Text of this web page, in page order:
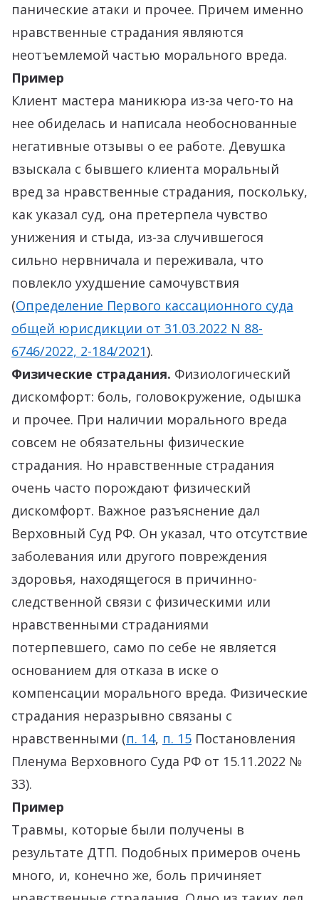
панические атаки и прочее. Причем именно
нравственные страдания являются
неотъемлемой частью морального вреда.
Пример
Клиент мастера маникюра из-за чего-то на
нее обиделась и написала необоснованные
негативные отзывы о ее работе. Девушка
взыскала с бывшего клиента моральный
вред за нравственные страдания, поскольку,
как указал суд, она претерпела чувство
унижения и стыда, из-за случившегося
сильно нервничала и переживала, что
повлекло ухудшение самочувствия
(Определение Первого кассационного суда
общей юрисдикции от 31.03.2022 N 88-
6746/2022, 2-184/2021).
Физические страдания. Физиологический
дискомфорт: боль, головокружение, одышка
и прочее. При наличии морального вреда
совсем не обязательны физические
страдания. Но нравственные страдания
очень часто порождают физический
дискомфорт. Важное разъяснение дал
Верховный Суд РФ. Он указал, что отсутствие
заболевания или другого повреждения
здоровья, находящегося в причинно-
следственной связи с физическими или
нравственными страданиями
потерпевшего, само по себе не является
основанием для отказа в иске о
компенсации морального вреда. Физические
страдания неразрывно связаны с
нравственными (п. 14, п. 15 Постановления
Пленума Верховного Суда РФ от 15.11.2022 №
33).
Пример
Травмы, которые были получены в
результате ДТП. Подобных примеров очень
много, и, конечно же, боль причиняет